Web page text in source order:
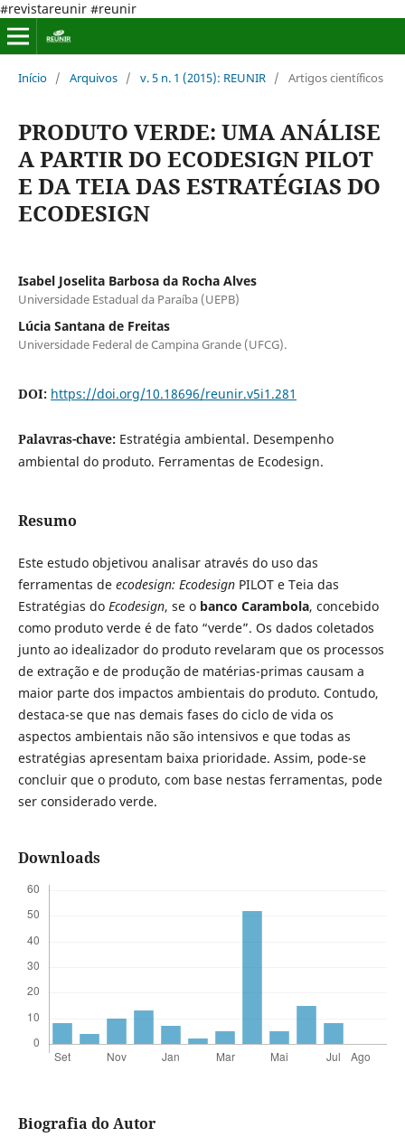
#revistareunir #reunir
Início / Arquivos / v. 5 n. 1 (2015): REUNIR / Artigos científicos
PRODUTO VERDE: UMA ANÁLISE
A PARTIR DO ECODESIGN PILOT
E DA TEIA DAS ESTRATÉGIAS DO
ECODESIGN
Isabel Joselita Barbosa da Rocha Alves
Universidade Estadual da Paraíba (UEPB)
Lúcia Santana de Freitas
Universidade Federal de Campina Grande (UFCG).
DOI: https://doi.org/10.18696/reunir.v5i1.281
Palavras-chave: Estratégia ambiental. Desempenho
ambiental do produto. Ferramentas de Ecodesign.
Resumo
Este estudo objetivou analisar através do uso das
ferramentas de ecodesign: Ecodesign PILOT e Teia das
Estratégias do Ecodesign, se o banco Carambola, concebido
como produto verde é de fato “verde”. Os dados coletados
junto ao idealizador do produto revelaram que os processos
de extração e de produção de matérias-primas causam a
maior parte dos impactos ambientais do produto. Contudo,
destaca-se que nas demais fases do ciclo de vida os
aspectos ambientais não são intensivos e que todas as
estratégias apresentam baixa prioridade. Assim, pode-se
concluir que o produto, com base nestas ferramentas, pode
ser considerado verde.
Downloads
Biografia do Autor